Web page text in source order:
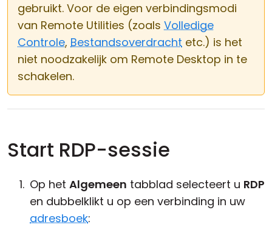
gebruikt. Voor de eigen verbindingsmodi
van Remote Utilities (zoals Volledige
Controle, Bestandsoverdracht etc.) is het
niet noodzakelijk om Remote Desktop in te
schakelen.
Start RDP-sessie
Op het Algemeen tabblad selecteert u RDP
en dubbelklikt u op een verbinding in uw
adresboek: